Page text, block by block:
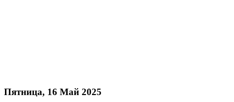
Пятница, 16 Май 2025